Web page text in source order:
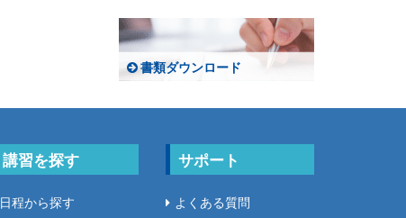
書類ダウンロード
講習を探す
日程から探す
サポート
よくある質問